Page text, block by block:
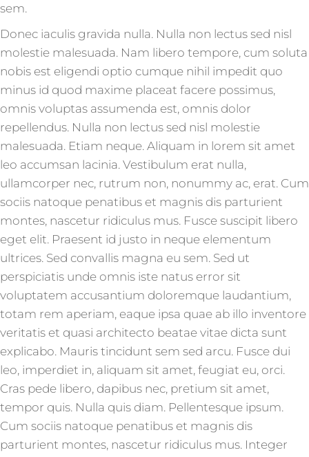
sem.
Donec iaculis gravida nulla. Nulla non lectus sed nisl
molestie malesuada. Nam libero tempore, cum soluta
nobis est eligendi optio cumque nihil impedit quo
minus id quod maxime placeat facere possimus,
omnis voluptas assumenda est, omnis dolor
repellendus. Nulla non lectus sed nisl molestie
malesuada. Etiam neque. Aliquam in lorem sit amet
leo accumsan lacinia. Vestibulum erat nulla,
ullamcorper nec, rutrum non, nonummy ac, erat. Cum
sociis natoque penatibus et magnis dis parturient
montes, nascetur ridiculus mus. Fusce suscipit libero
eget elit. Praesent id justo in neque elementum
ultrices. Sed convallis magna eu sem. Sed ut
perspiciatis unde omnis iste natus error sit
voluptatem accusantium doloremque laudantium,
totam rem aperiam, eaque ipsa quae ab illo inventore
veritatis et quasi architecto beatae vitae dicta sunt
explicabo. Mauris tincidunt sem sed arcu. Fusce dui
leo, imperdiet in, aliquam sit amet, feugiat eu, orci.
Cras pede libero, dapibus nec, pretium sit amet,
tempor quis. Nulla quis diam. Pellentesque ipsum.
Cum sociis natoque penatibus et magnis dis
parturient montes, nascetur ridiculus mus. Integer